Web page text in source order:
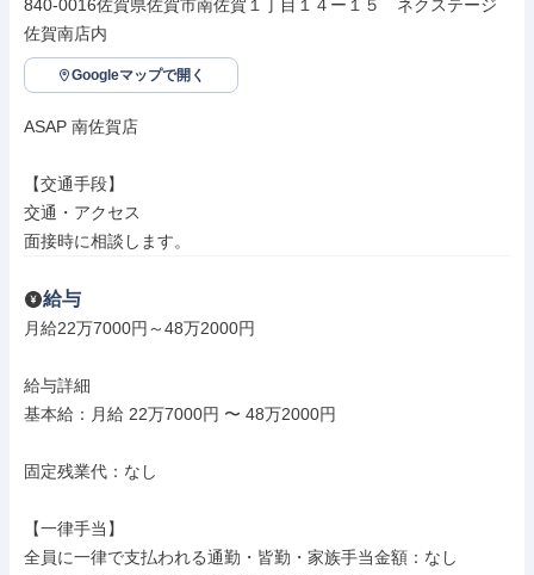
840-0016佐賀県佐賀市南佐賀１丁目１４ー１５　ネクステージ
佐賀南店内
Googleマップで開く
ASAP 南佐賀店
【交通手段】
交通・アクセス
面接時に相談します。
給与
月給22万7000円～48万2000円
給与詳細
基本給：月給 22万7000円 〜 48万2000円
固定残業代：なし
【一律手当】
全員に一律で支払われる通勤・皆勤・家族手当金額：なし